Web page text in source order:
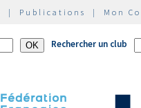
| Publications | Mon
Rechercher un club